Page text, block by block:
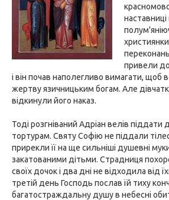
привели
і він почав наполегливо вимагати, щоб
жертву язичницьким богам. Але
відкинули його наказ.
Тоді розгніваний Адріан велів піддати
тортурам. Святу Софію не піддали
прирекли її на ще сильніші душевні
закатованими дітьми. Страдниця
своїх дочок і два дні не відходила від
третій день Господь послав їй тиху
багатостраждальну душу в небесні